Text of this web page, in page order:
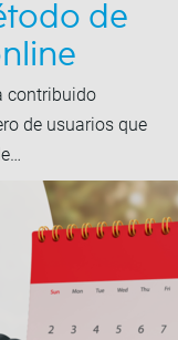
de
contribuido
de usuarios que